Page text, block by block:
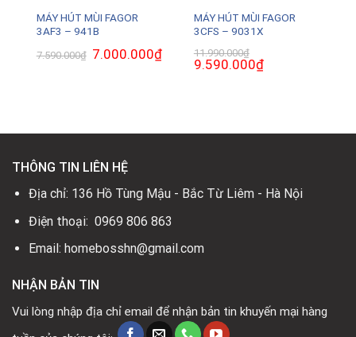
MÁY HÚT MÙI FAGOR
3AF3 – 941B
7.590.000₫ Giá
gốc
7.000.000₫Giá
hiện
MÁY HÚT MÙI FAGOR
3CFS – 9031X
11.990.000₫
Giá
gốc
9.590.000₫Giá
hiện
THÔNG TIN LIÊN HỆ
Địa chỉ: 136 Hồ Tùng Mậu - Bắc Từ Liêm - Hà Nội
Điện thoại: 0969 806 863
Email: homebosshn@gmail.com
NHẬN BẢN TIN
Vui lòng nhập địa chỉ email để nhận bản tin khuyến mại hàng